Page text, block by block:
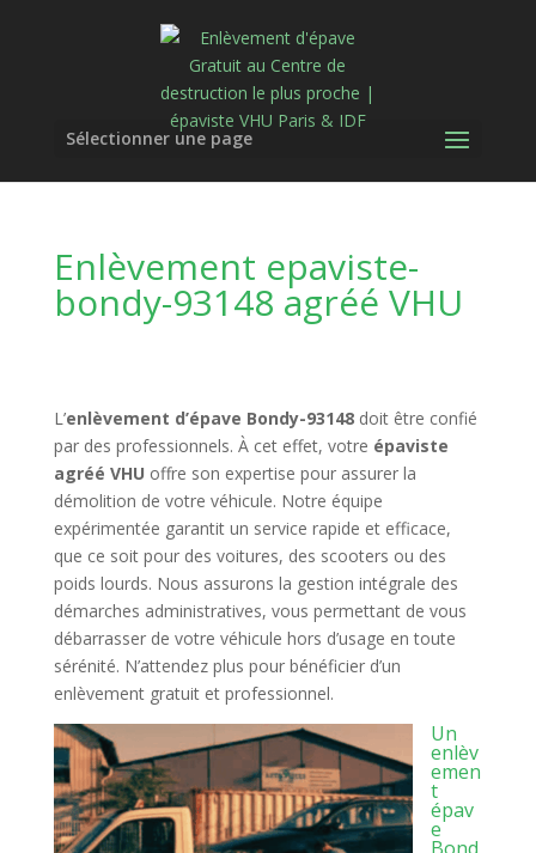
Sélectionner une page
Enlèvement epaviste-
bondy-93148 agréé VHU
L’enlèvement d’épave Bondy-93148doit être confié
par des professionnels. À cet effet, votre épaviste
agréé VHU offre son expertise pour assurer la
démolition de votre véhicule. Notre équipe
expérimentée garantit un service rapide et efficace,
que ce soit pour des voitures, des scooters ou des
poids lourds. Nous assurons la gestion intégrale des
démarches administratives, vous permettant de vous
débarrasser de votre véhicule hors d’usage en toute
sérénité. N’attendez plus pour bénéficier d’un
enlèvement gratuit et professionnel.
Un
enlèv
emen
t
épav
e